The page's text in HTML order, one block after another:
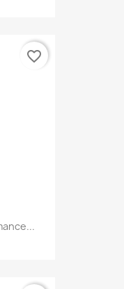
favorite_border